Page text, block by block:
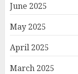
June 2025
May 2025
April 2025
March 2025